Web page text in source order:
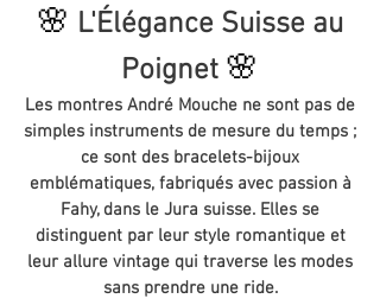
🌸 L'Élégance Suisse au
Poignet 🌸
Les montres André Mouche ne sont pas de
simples instruments de mesure du temps ;
ce sont des bracelets-bijoux
emblématiques, fabriqués avec passion à
Fahy, dans le Jura suisse. Elles se
distinguent par leur style romantique et
leur allure vintage qui traverse les modes
sans prendre une ride.